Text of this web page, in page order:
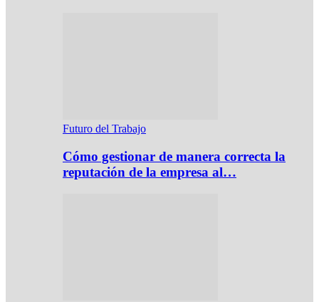
Futuro del Trabajo
Cómo gestionar de manera correcta la
reputación de la empresa al…